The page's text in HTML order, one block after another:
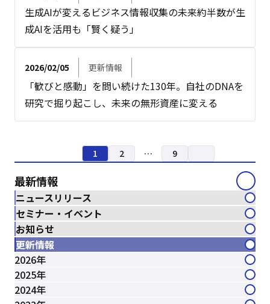
生成AIが変えるビジネス情報収集の未来――約半数が生
成AIを活用も「賢く疑う」
2026/02/05 更新情報
「歓びと感動」を問い続けた130年。自社のDNAを
研究で掘り起こし、未来の無形資産に変える
1 2 … 9
最新情報
ニュースリリース
セミナー・イベント
お知らせ
更新情報
2026年
2025年
2024年